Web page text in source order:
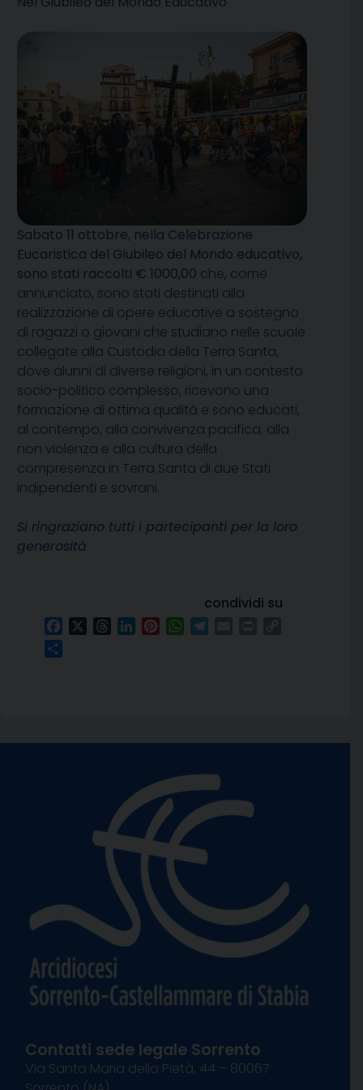
Sabato 11 ottobre, nella Celebrazione
Eucaristica del Giubileo del Mondo educativo,
sono stati raccolti € 1000,00 che, come
annunciato, sono stati destinati alla
realizzazione di opere educative a sostegno
di ragazzi o giovani che studiano nelle scuole
collegate alla Custodia della Terra Santa,
dove alunni di diverse religioni, in un contesto
socio-politico complesso, ricevono una
formazione di ottima qualità e sono educati,
al contempo, alla convivenza pacifica, alla
non violenza e alla cultura della
compresenza in Terra Santa di due Stati
indipendenti e sovrani.
Si ringraziano tutti i partecipanti per la loro
generosità
condividi su
FacebookThreadsLinkedInPinterestWhatsApp
Contatti sede legale Sorrento
Via Santa Maria della Pietà, 44 – 80067